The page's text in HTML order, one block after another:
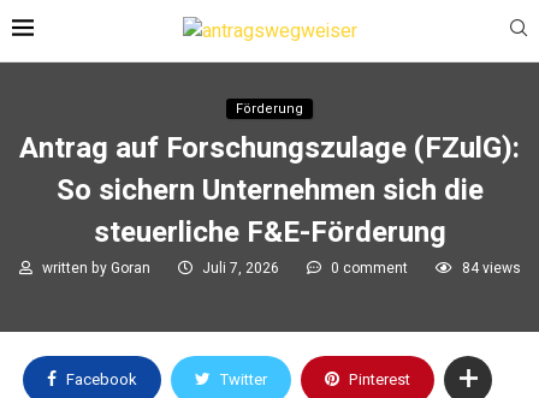
Förderung
Antrag auf Forschungszulage (FZulG):
So sichern Unternehmen sich die
steuerliche F&E-Förderung
written byGoran Juli 7, 2026 0 comment 84views
Facebook Twitter Pinterest